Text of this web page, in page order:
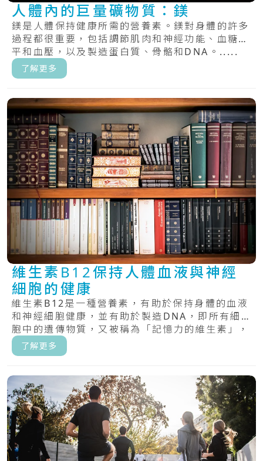
人體內的巨量礦物質：鎂
鎂是人體保持健康所需的營養素。鎂對身體的許多
過程都很重要，包括調節肌肉和神經功能、血糖水
平和血壓，以及製造蛋白質、骨骼和DNA。.....
了解更多
維生素B12保持人體血液與神經
細胞的健康
維生素B12是一種營養素，有助於保持身體的血液
和神經細胞健康，並有助於製造DNA，即所有細
胞中的遺傳物質，又被稱為「記憶力的維生素」，
具.....
了解更多